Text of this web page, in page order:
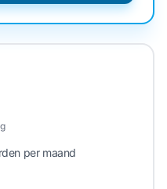
per maand